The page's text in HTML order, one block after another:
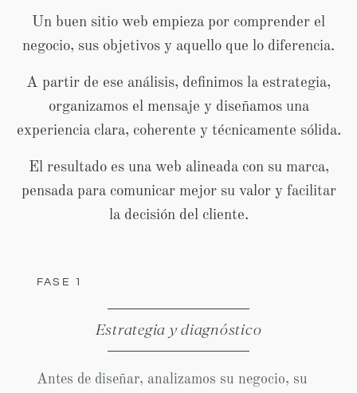
Un buen sitio web empieza por comprender el
negocio, sus objetivos y aquello que lo diferencia.
A partir de ese análisis, definimos la estrategia,
organizamos el mensaje y diseñamos una
experiencia clara, coherente y técnicamente sólida.
El resultado es una web alineada con su marca,
pensada para comunicar mejor su valor y facilitar
la decisión del cliente.
FASE 1
Estrategia y diagnóstico
Antes de diseñar, analizamos su negocio, su